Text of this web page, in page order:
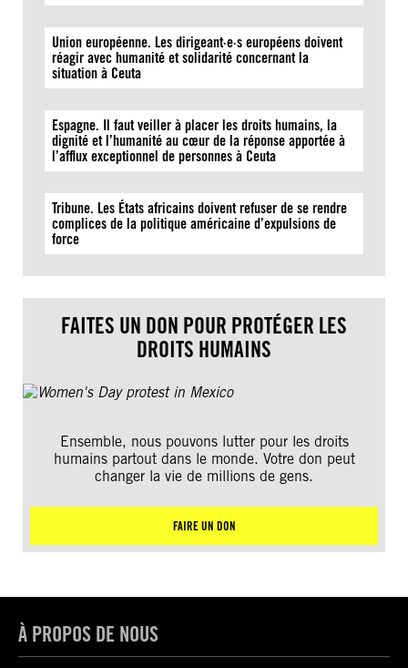
Union européenne. Les dirigeant·e·s européens doivent
réagir avec humanité et solidarité concernant la
situation à Ceuta
Espagne. Il faut veiller à placer les droits humains, la
dignité et l’humanité au cœur de la réponse apportée à
l’afflux exceptionnel de personnes à Ceuta
Tribune. Les États africains doivent refuser de se rendre
complices de la politique américaine d’expulsions de
force
FAITES UN DON POUR PROTÉGER LES
DROITS HUMAINS
Ensemble, nous pouvons lutter pour les droits
humains partout dans le monde. Votre don peut
changer la vie de millions de gens.
FAIRE UN DON
À PROPOS DE NOUS